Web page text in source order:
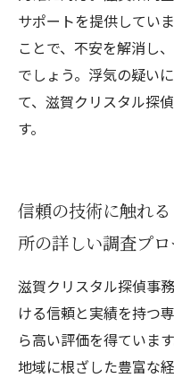
サポートを提供してい
ことで、不安を解消し
でしょう。浮気の疑い
て、滋賀クリスタル探
す。
信頼の技術に触れ
所の詳しい調査プ
滋賀クリスタル探偵事
ける信頼と実績を持つ
ら高い評価を得ていま
地域に根ざした豊富な